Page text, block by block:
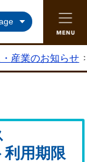
ジ
・産業のお知らせ
利用期限